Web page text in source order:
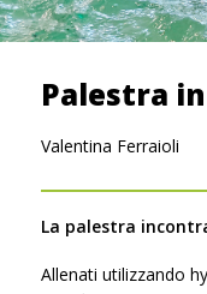
Palestra
Valentina Ferraioli
La palestra
Allenati utilizzando